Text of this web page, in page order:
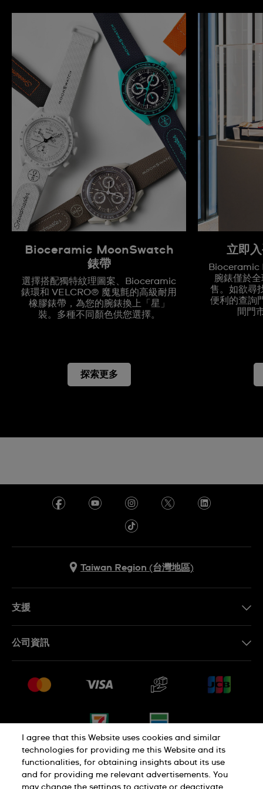
Bioceramic MoonSwatch
錶帶
選擇搭配獨特紋理圖案、Bioceramic
錶環和 VELCRO® 魔鬼氈的高級耐用
橡膠錶帶，為您的腕錶換上「星」
裝。多種不同顏色供您選擇。
探索更多
立即
Bioceramic
腕錶僅於
售。如欲尋
便利的查詢
間門
Taiwan Region (台灣地區)
支援
銷售條款
公司資訊
工作機會
隱私權政策 Cookie Notice
I agree that this Website uses cookies and similar
technologies for providing me this Website and its
functionalities, for obtaining insights about its use
and for providing me relevant advertisements. You
may change the settings to activate or deactivate